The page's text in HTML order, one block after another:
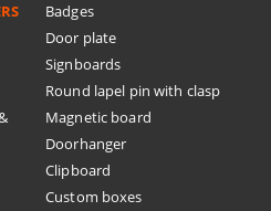
Badges
Door plate
Signboards
Round lapel pin with clasp
Magnetic board
Doorhanger
Clipboard
Custom boxes